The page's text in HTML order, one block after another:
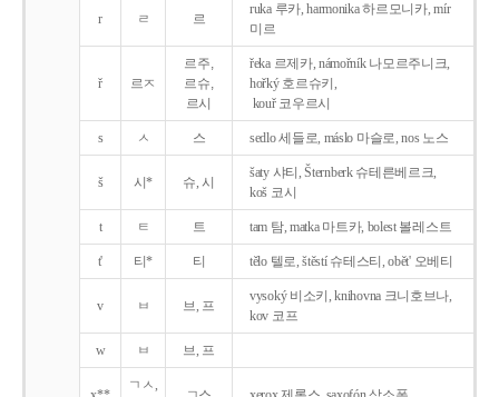
r ㄹ 르
ruka 루카, harmonika 하르모니카, mír
미르
ř 르ㅈ
르주,
르슈,
르시
řeka 르제카, námořník 나모르주니크,
hořký 호르슈키,
kouř 코우르시
s ㅅ 스 sedlo 세들로, máslo 마슬로, nos 노스
š 시* 슈, 시
šaty 샤티, Šternberk 슈테른베르크,
koš 코시
t ㅌ 트 tam 탐, matka 마트카, bolest 볼레스트
t' 티* 티 tělo 텔로, štěstí 슈테스티, obět' 오베티
v ㅂ 브, 프
vysoký 비소키, knihovna 크니호브나,
kov 코프
w ㅂ 브, 프
ㄱㅅ,